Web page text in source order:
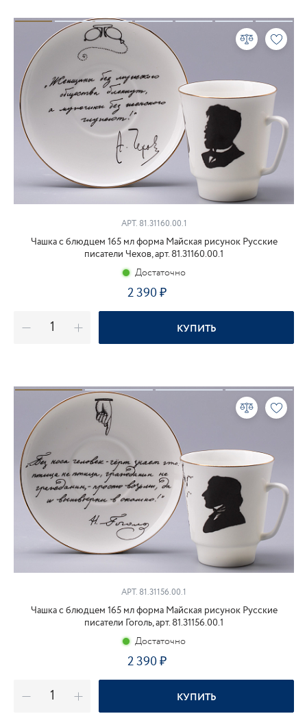
АРТ. 81.31160.00.1
Чашка с блюдцем 165 мл форма Майская рисунок Русские
писатели Чехов, арт. 81.31160.00.1
Достаточно
2 390₽
КУПИТЬ
АРТ. 81.31156.00.1
Чашка с блюдцем 165 мл форма Майская рисунок Русские
писатели Гоголь, арт. 81.31156.00.1
Достаточно
2 390₽
КУПИТЬ